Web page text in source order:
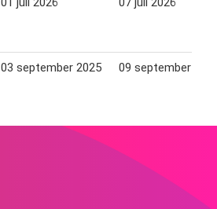
03 september 2025 09 september